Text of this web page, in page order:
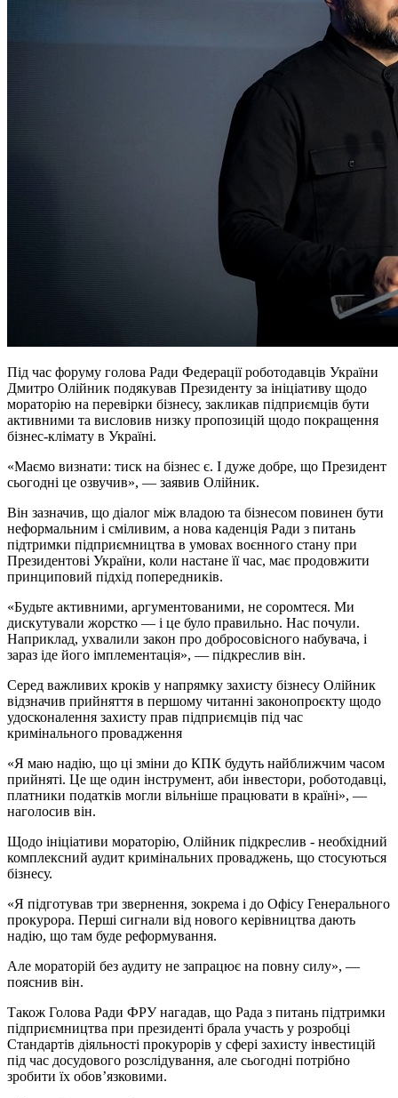
Під час форуму голова Ради Федерації роботодавців України
Дмитро Олійник подякував Президенту за ініціативу щодо
мораторію на перевірки бізнесу, закликав підприємців бути
активними та висловив низку пропозицій щодо покращення
бізнес-клімату в Україні.
«Маємо визнати: тиск на бізнес є. І дуже добре, що Президент
сьогодні це озвучив», — заявив Олійник.
Він зазначив, що діалог між владою та бізнесом повинен бути
неформальним і сміливим, а нова каденція Ради з питань
підтримки підприємництва в умовах воєнного стану при
Президентові України, коли настане її час, має продовжити
принциповий підхід попередників.
«Будьте активними, аргументованими, не соромтеся. Ми
дискутували жорстко — і це було правильно. Нас почули.
Наприклад, ухвалили закон про добросовісного набувача, і
зараз іде його імплементація», — підкреслив він.
Серед важливих кроків у напрямку захисту бізнесу Олійник
відзначив прийняття в першому читанні законопроєкту щодо
удосконалення захисту прав підприємців під час
кримінального провадження
«Я маю надію, що ці зміни до КПК будуть найближчим часом
прийняті. Це ще один інструмент, аби інвестори, роботодавці,
платники податків могли вільніше працювати в країні», —
наголосив він.
Щодо ініціативи мораторію, Олійник підкреслив - необхідний
комплексний аудит кримінальних проваджень, що стосуються
бізнесу.
«Я підготував три звернення, зокрема і до Офісу Генерального
прокурора. Перші сигнали від нового керівництва дають
надію, що там буде реформування.
Але мораторій без аудиту не запрацює на повну силу», —
пояснив він.
Також Голова Ради ФРУ нагадав, що Рада з питань підтримки
підприємництва при президенті брала участь у розробці
Стандартів діяльності прокурорів у сфері захисту інвестицій
під час досудового розслідування, але сьогодні потрібно
зробити їх обов’язковими.